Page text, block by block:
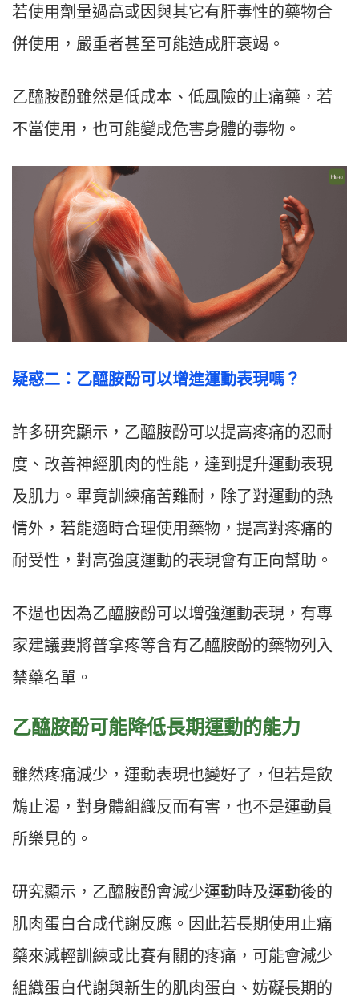
若使用劑量過高或因與其它有肝毒性的藥物合
併使用，嚴重者甚至可能造成肝衰竭。
乙醯胺酚雖然是低成本、低風險的止痛藥，若
不當使用，也可能變成危害身體的毒物。
疑惑二：乙醯胺酚可以增進運動表現嗎？
許多研究顯示，乙醯胺酚可以提高疼痛的忍耐
度、改善神經肌肉的性能，達到提升運動表現
及肌力。畢竟訓練痛苦難耐，除了對運動的熱
情外，若能適時合理使用藥物，提高對疼痛的
耐受性，對高強度運動的表現會有正向幫助。
不過也因為乙醯胺酚可以增強運動表現，有專
家建議要將普拿疼等含有乙醯胺酚的藥物列入
禁藥名單。
乙醯胺酚可能降低長期運動的能力
雖然疼痛減少，運動表現也變好了，但若是飲
鴆止渴，對身體組織反而有害，也不是運動員
所樂見的。
研究顯示，乙醯胺酚會減少運動時及運動後的
肌肉蛋白合成代謝反應。因此若長期使用止痛
藥來減輕訓練或比賽有關的疼痛，可能會減少
組織蛋白代謝與新生的肌肉蛋白、妨礙長期的